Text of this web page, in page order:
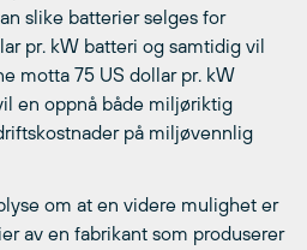
slike batterier selges for
pr. kW batteri og samtidig vil
motta 75 US dollar pr. kW
en oppnå både miljøriktig
på miljøvennlig
om at en videre mulighet er
av en fabrikant som produserer